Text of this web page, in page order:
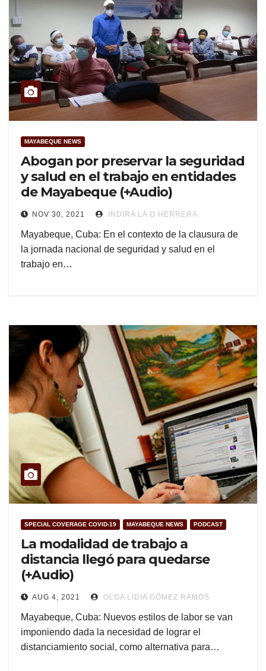
MAYABEQUE NEWS
Abogan por preservar la seguridad
y salud en el trabajo en entidades
de Mayabeque (+Audio)
NOV 30, 2021 INDIRA LA O HERRERA
Mayabeque, Cuba: En el contexto de la clausura de
la jornada nacional de seguridad y salud en el
trabajo en…
SPECIAL COVERAGE COVID-19 MAYABEQUE NEWS PODCAST
La modalidad de trabajo a
distancia llegó para quedarse
(+Audio)
AUG 4, 2021 OLGA LIDIA GÓMEZ RAMOS
Mayabeque, Cuba: Nuevos estilos de labor se van
imponiendo dada la necesidad de lograr el
distanciamiento social, como alternativa para…